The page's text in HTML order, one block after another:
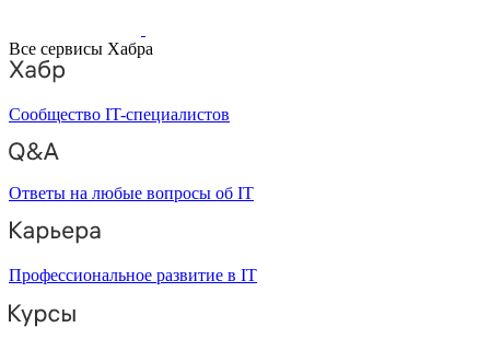
Все сервисы Хабра
Сообщество IT-специалистов
Ответы на любые вопросы об IT
Профессиональное развитие в IT